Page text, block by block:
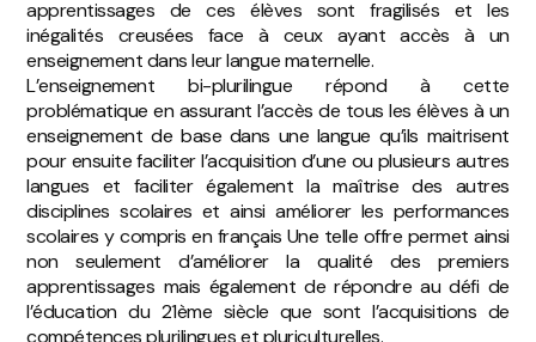
apprentissages de ces élèves sont fragilisés et les
inégalités creusées face à ceux ayant accès à un
enseignement dans leur langue maternelle.
L’enseignement bi-plurilingue répond à cette
problématique en assurant l’accès de tous les élèves à un
enseignement de base dans une langue qu’ils maitrisent
pour ensuite faciliter l’acquisition d’une ou plusieurs autres
langues et faciliter également la maîtrise des autres
disciplines scolaires et ainsi améliorer les performances
scolaires y compris en français Une telle offre permet ainsi
non seulement d’améliorer la qualité des premiers
apprentissages mais également de répondre au défi de
l’éducation du 21ème siècle que sont l’acquisitions de
compétences plurilingues et pluriculturelles.